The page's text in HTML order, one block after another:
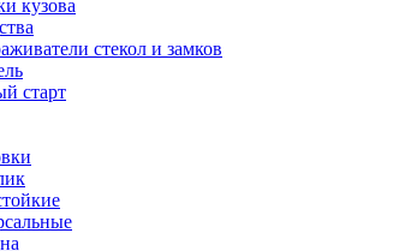
кузова
стекол и замков
старт